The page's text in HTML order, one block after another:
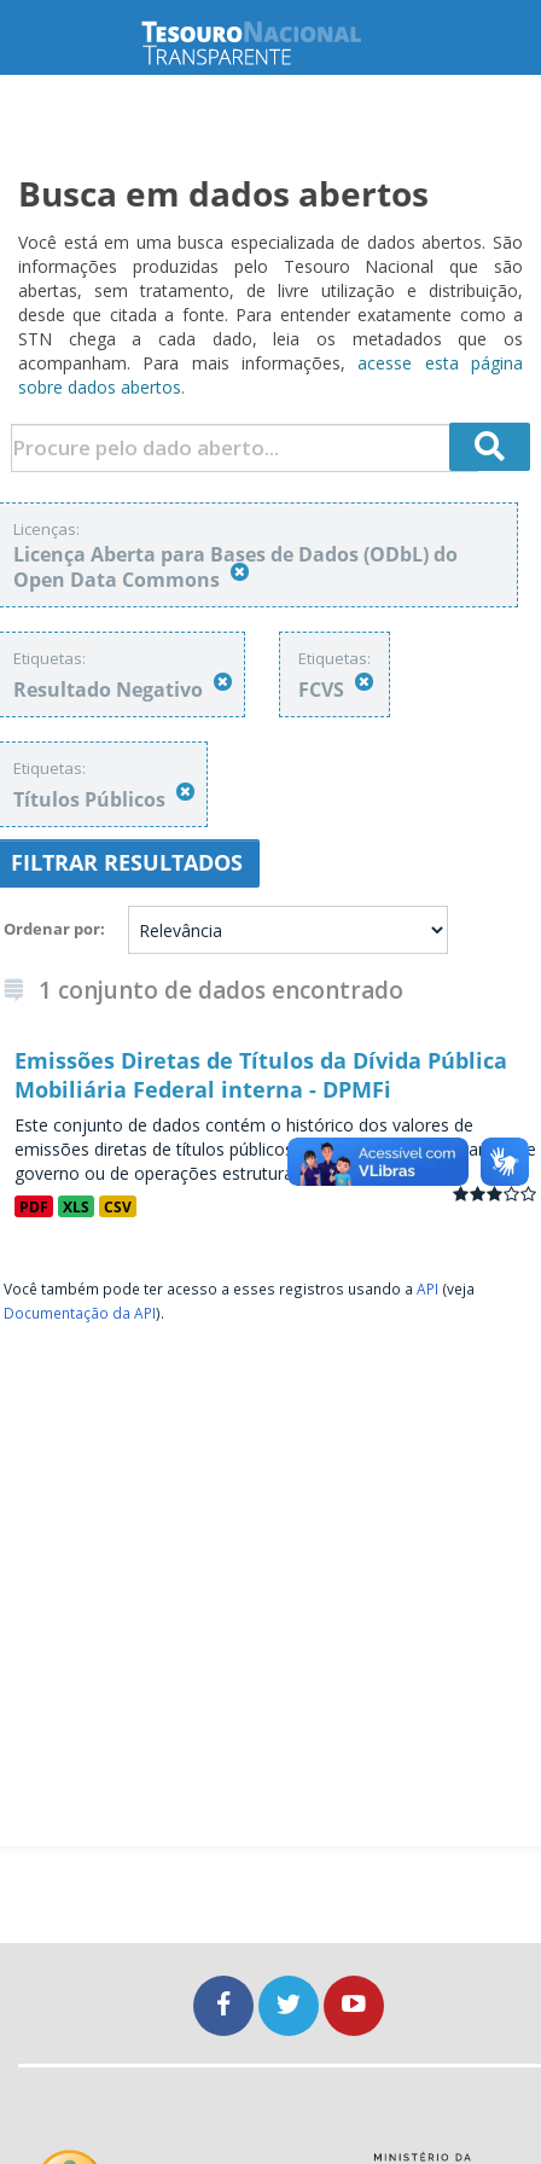
Busca em dados abertos
Você está em uma busca especializada de dados abertos. São
informações produzidas pelo Tesouro Nacional que são
abertas, sem tratamento, de livre utilização e distribuição,
desde que citada a fonte. Para entender exatamente como a
STN chega a cada dado, leia os metadados que os
acompanham. Para mais informações,acesse esta página
sobre dados abertos.
Licenças:
Licença Aberta para Bases de Dados (ODbL) do
Open Data Commons
Etiquetas:
Resultado Negativo
Etiquetas:
FCVS
Etiquetas:
Títulos Públicos
FILTRAR RESULTADOS
Ordenar por
1 conjunto de dados encontrado
Emissões Diretas de Títulos da Dívida Pública
Mobiliária Federal interna - DPMFi
Este conjunto de dados contém o histórico dos valores de
emissões diretas de títulos públicos, decorrentes de programas de
governo ou de operações estruturadas, a partir de...
PDF XLS CSV
Você também pode ter acesso a esses registros usando a API (veja
Documentação da API).